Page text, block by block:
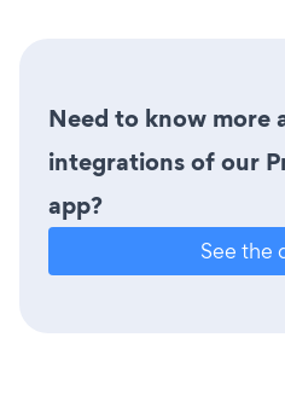
Need to know more
integrations of our
app?
See the